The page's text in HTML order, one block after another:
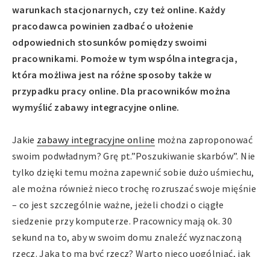
warunkach stacjonarnych, czy też online. Każdy
pracodawca powinien zadbać o ułożenie
odpowiednich stosunków pomiędzy swoimi
pracownikami. Pomoże w tym wspólna integracja,
która możliwa jest na różne sposoby także w
przypadku pracy online. Dla pracowników można
wymyślić zabawy integracyjne online.
Jakie zabawy integracyjne online można zaproponować
swoim podwładnym? Grę pt.”Poszukiwanie skarbów”. Nie
tylko dzięki temu można zapewnić sobie dużo uśmiechu,
ale można również nieco trochę rozruszać swoje mięśnie
– co jest szczególnie ważne, jeżeli chodzi o ciągłe
siedzenie przy komputerze. Pracownicy mają ok. 30
sekund na to, aby w swoim domu znaleźć wyznaczoną
rzecz. Jaka to ma być rzecz? Warto nieco uogólniać, jak